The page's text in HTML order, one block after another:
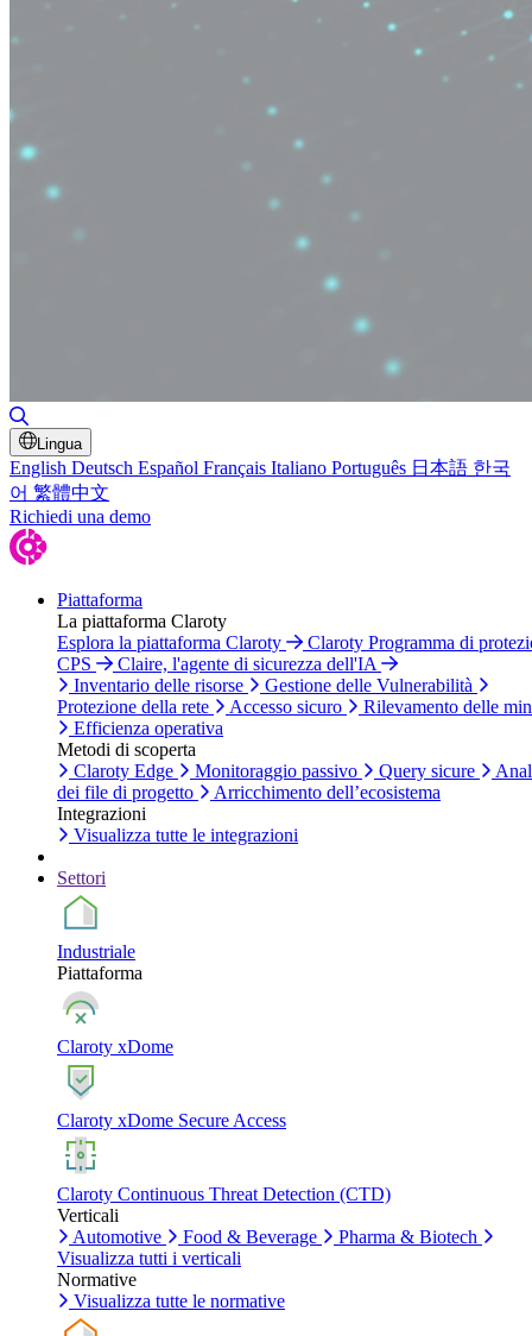
Lingua
English Deutsch Español Français Italiano Português 日本語 한국
어 繁體中文
Richiedi una demo
Piattaforma
La piattaforma Claroty
Esplora la piattaforma Claroty
Claroty Programma di
CPS
Claire, l'agente di sicurezza dell'IA
Inventario delle risorse
Gestione delle Vulnerabilità
Protezione della rete
Accesso sicuro
Rilevamento delle
Efficienza operativa
Metodi di scoperta
Claroty Edge
Monitoraggio passivo Query sicure
dei file di progetto
Arricchimento dell’ecosistema
Integrazioni
Visualizza tutte le integrazioni
Settori
Industriale
Piattaforma
Claroty xDome
Claroty xDome Secure Access
Claroty Continuous Threat Detection (CTD)
Verticali
Automotive
Food & Beverage
Pharma & Biotech
Visualizza tutti i verticali
Normative
Visualizza tutte le normative